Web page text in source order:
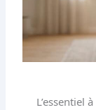
L’essentiel